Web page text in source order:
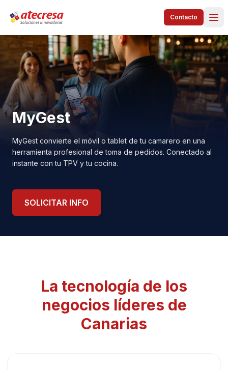
Contacto
MyGest
MyGest convierte el móvil o tablet de tu camarero en una
herramienta profesional de toma de pedidos. Conectado al
instante con tu TPV y tu cocina.
SOLICITAR INFO
La tecnología de los
negocios líderes de
Canarias